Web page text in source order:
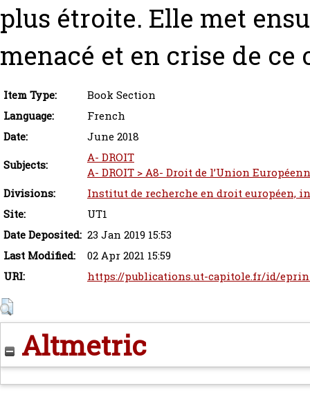
plus étroite. Elle met
menacé et en crise de ce
Item Type:
Book Section
Language:
French
Date:
June 2018
Subjects:
A- DROIT
A- DROIT > A8- Droit de l’Union
Divisions:
Institut de recherche en droit européen,
Site:
UT1
Date Deposited: 23 Jan 2019 15:53
Last Modified:
02 Apr 2021 15:59
URI:
https://publications.ut-capitole.fr/id/
Altmetric